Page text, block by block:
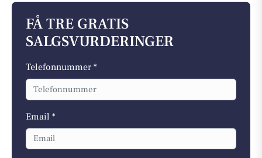
FÅ TRE GRATIS
SALGSVURDERINGER
Telefonnummer *
Email *